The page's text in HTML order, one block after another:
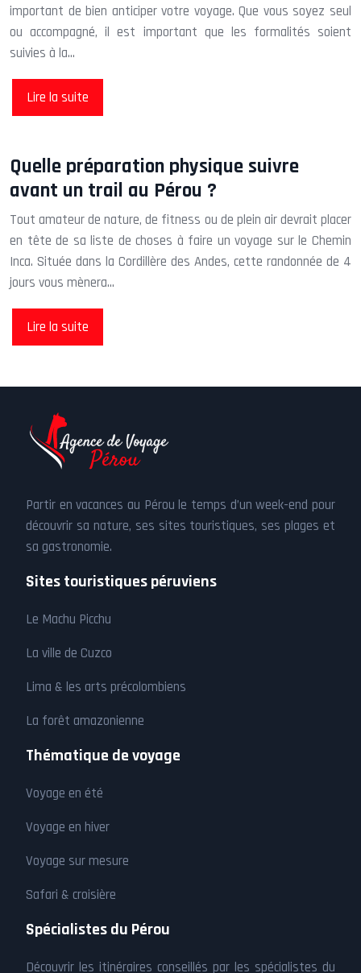
important de bien anticiper votre voyage. Que vous soyez seul
ou accompagné, il est important que les formalités soient
suivies à la…
Lire la suite
Quelle préparation physique suivre
avant un trail au Pérou ?
Tout amateur de nature, de fitness ou de plein air devrait placer
en tête de sa liste de choses à faire un voyage sur le Chemin
Inca. Située dans la Cordillère des Andes, cette randonnée de 4
jours vous mènera…
Lire la suite
Partir en vacances au Pérou le temps d’un week-end pour
découvrir sa nature, ses sites touristiques, ses plages et
sa gastronomie.
Sites touristiques péruviens
Le Machu Picchu
La ville de Cuzco
Lima & les arts précolombiens
La forêt amazonienne
Thématique de voyage
Voyage en été
Voyage en hiver
Voyage sur mesure
Safari & croisière
Spécialistes du Pérou
Découvrir les itinéraires conseillés par les spécialistes du